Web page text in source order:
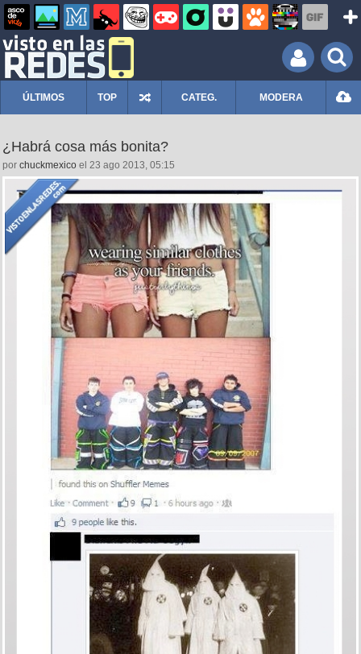
ÚLTIMOS TOP CATEG. MODERA
¿Habrá cosa más bonita?
por chuckmexico el 23 ago 2013, 05:15